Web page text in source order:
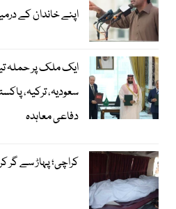
اپنے خاندان کے
ایک ملک پر حملہ
سعودیہ، ترکیہ،
دفاعی معاہدہ
کراچی؛ پہاڑ سے گر